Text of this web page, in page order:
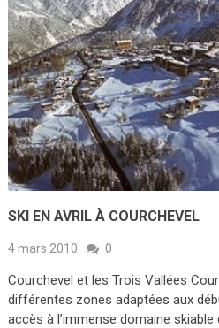
SKI EN AVRIL À COURCHEVEL
4 mars 2010 0
Courchevel et les Trois Vallées
différentes zones adaptées aux
accès à l’immense domaine